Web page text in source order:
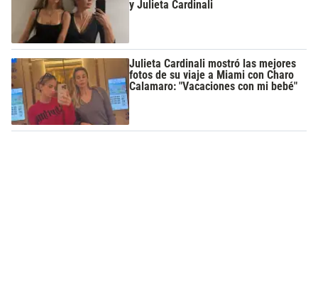
y Julieta Cardinali
Julieta Cardinali mostró las mejores
fotos de su viaje a Miami con Charo
Calamaro: "Vacaciones con mi bebé"